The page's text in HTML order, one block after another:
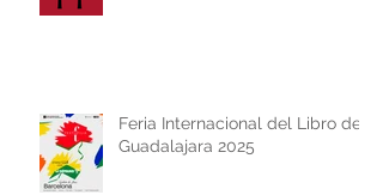
Feria Internacional del Libro de
Guadalajara 2025